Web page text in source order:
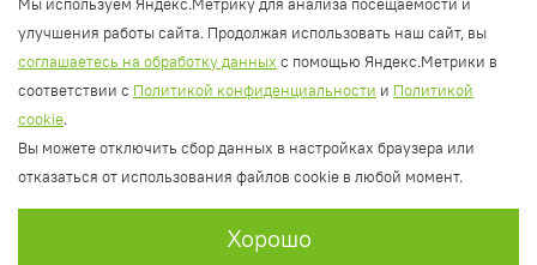
Согласие на обработку ПД
Согласие на рассылку
Согласие на обработку cookie файлов
Политика cookie
Мы используем Яндекс.Метрику для анализа посещаемости и
улучшения работы сайта. Продолжая использовать наш сайт, вы
соглашаетесь на обработку данных с помощью Яндекс.Метрики в
соответствии с Политикой конфиденциальности и Политикой
cookie.
Вы можете отключить сбор данных в настройках браузера или
отказаться от использования файлов cookie в любой момент.
Хорошо